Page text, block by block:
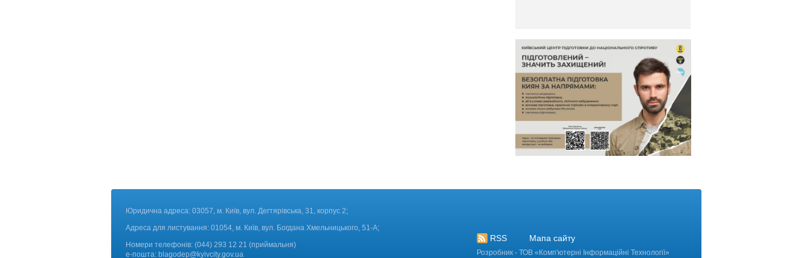
Юридична адреса: 03057, м. Київ, вул. Дегтярівська, 31, корпус 2;
Адреса для листування: 01054, м. Київ, вул. Богдана Хмельницького, 51-А;
Номери телефонів: (044) 293 12 21 (приймальня)
е-пошта: blagodep@kyivcity.gov.ua
RSS Мапа сайту
Розробник - ТОВ « Комп'ютерні Інформаційні Технології»